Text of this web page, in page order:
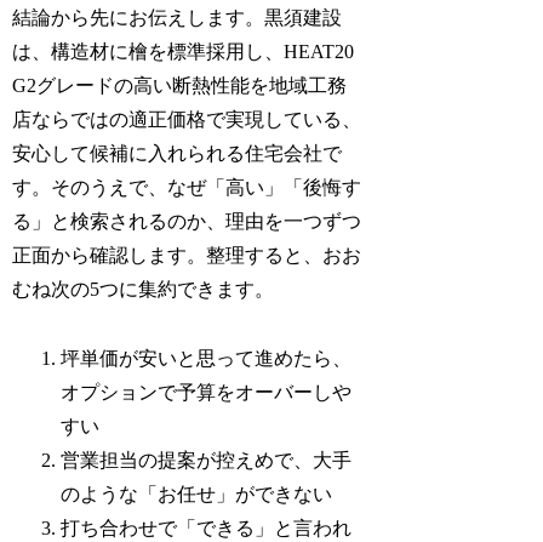
結論から先にお伝えします。黒須建設
は、構造材に檜を標準採用し、HEAT20
G2グレードの高い断熱性能を地域工務
店ならではの適正価格で実現している、
安心して候補に入れられる住宅会社で
す。そのうえで、なぜ「高い」「後悔す
る」と検索されるのか、理由を一つずつ
正面から確認します。整理すると、おお
むね次の5つに集約できます。
坪単価が安いと思って進めたら、
オプションで予算をオーバーしや
すい
営業担当の提案が控えめで、大手
のような「お任せ」ができない
打ち合わせで「できる」と言われ